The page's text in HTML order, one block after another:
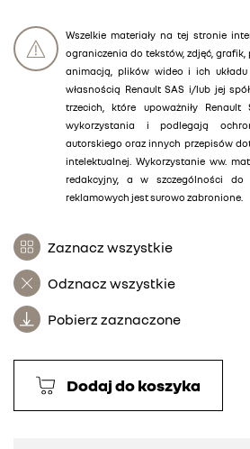
Wszelkie materiały na tej stronie
ograniczenia do tekstów, zdjęć,
animacją, plików wideo i ich
własnością Renault SAS i/lub jej
trzecich, które upoważniły
wykorzystania i podlegają
autorskiego oraz innych przepisów
intelektualnej. Wykorzystanie ww.
redakcyjny, a w szczególności do
reklamowych jest surowo zabronione.
Zaznacz wszystkie
Odznacz wszystkie
Pobierz zaznaczone
Dodaj do koszyka